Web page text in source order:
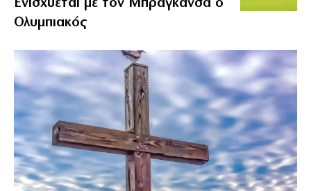
Ενισχύεται με τον Μπραγκάνσα ο
Ολυμπιακός